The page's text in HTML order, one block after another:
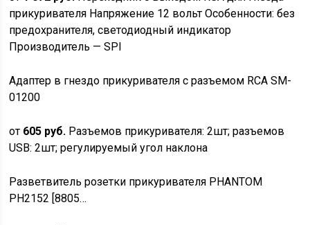
прикуривателя Напряжение 12 вольт Особенности: без
предохранителя, светодиодный индикатор
Производитель — SPI
Адаптер в гнездо прикуривателя с разъемом RCA SM-
01200
от 605 руб. Разъемов прикуривателя: 2шт; разъемов
USB: 2шт; регулируемый угол наклона
Разветвитель розетки прикуривателя PHANTOM
PH2152 [8805…